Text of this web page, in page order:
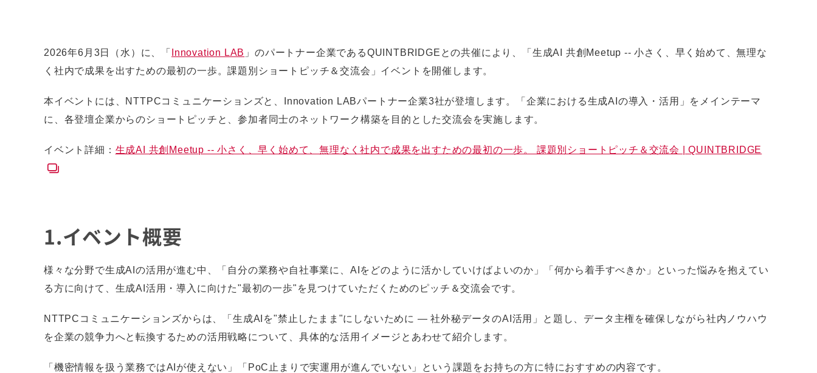
2026年6月3日（水）に、「 Innovation LAB 」のパートナー企業であるQUINTBRIDGEとの共催により、「生成AI 共創Meetup -- 小さく、早く始めて、無理な
く社内で成果を出すための最初の一歩。課題別ショートピッチ＆交流会」イベントを開催します。
本イベントには、NTTPCコミュニケーションズと、Innovation LABパートナー企業3社が登壇します。「企業における生成AIの導入・活用」をメインテーマ
に、各登壇企業からのショートピッチと、参加者同士のネットワーク構築を目的とした交流会を実施します。
イベント詳細： 生成AI 共創Meetup -- 小さく、早く始めて、無理なく社内で成果を出すための最初の一歩。 課題別ショートピッチ＆交流会 | QUINTBRIDGE
1.イベント概要
様々な分野で生成AIの活用が進む中、「自分の業務や自社事業に、AIをどのように活かしていけばよいのか」「何から着手すべきか」といった悩みを抱えてい
る方に向けて、生成AI活用・導入に向けた"最初の一歩"を見つけていただくためのピッチ＆交流会です。
NTTPCコミュニケーションズからは、「生成AIを"禁止したまま"にしないために ― 社外秘データのAI活用」と題し、データ主権を確保しながら社内ノウハウ
を企業の競争力へと転換するための活用戦略について、具体的な活用イメージとあわせて紹介します。
「機密情報を扱う業務ではAIが使えない」「PoC止まりで実運用が進んでいない」という課題をお持ちの方に特におすすめの内容です。